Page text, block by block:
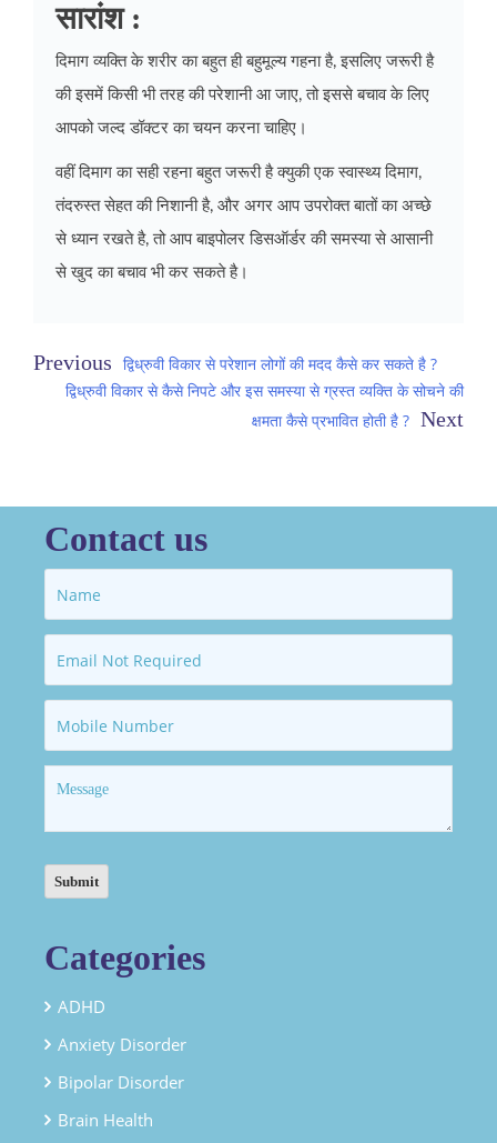
सारांश :
दिमाग व्यक्ति के शरीर का बहुत ही बहुमूल्य गहना है, इसलिए जरूरी है
की इसमें किसी भी तरह की परेशानी आ जाए, तो इससे बचाव के लिए
आपको जल्द डॉक्टर का चयन करना चाहिए।
वहीं दिमाग का सही रहना बहुत जरूरी है क्युकी एक स्वास्थ्य दिमाग,
तंदरुस्त सेहत की निशानी है, और अगर आप उपरोक्त बातों का अच्छे
से ध्यान रखते है, तो आप बाइपोलर डिसऑर्डर की समस्या से आसानी
से खुद का बचाव भी कर सकते है।
Post
navigation
द्विध्रुवी विकार से परेशान लोगों की मदद कैसे कर सकते है ?
द्विध्रुवी विकार से कैसे निपटे और इस समस्या से ग्रस्त व्यक्ति के सोचने की
क्षमता कैसे प्रभावित होती है ?
Contact us
Categories
ADHD
Anxiety Disorder
Bipolar Disorder
Brain Health